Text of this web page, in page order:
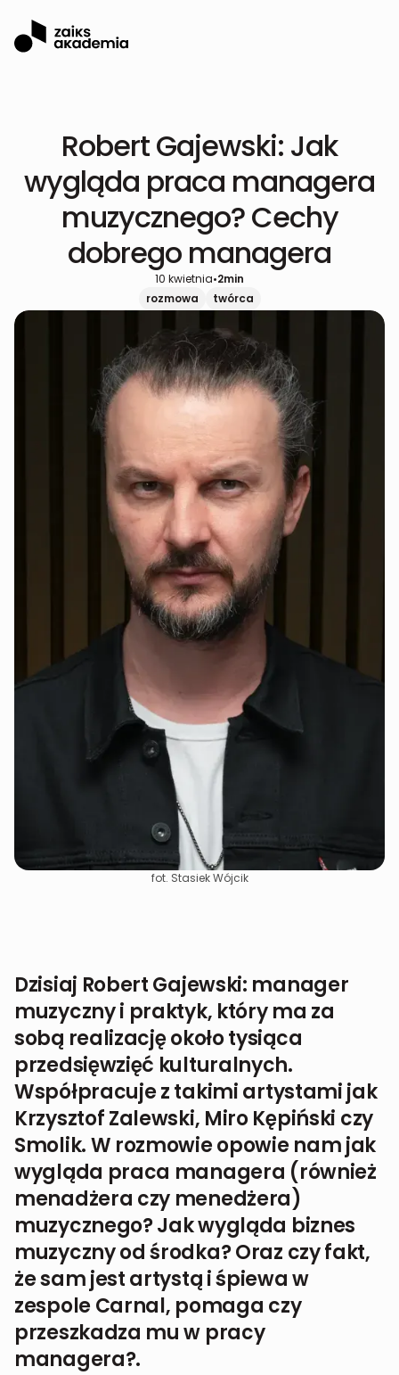
Robert Gajewski: Jak
wygląda praca managera
muzycznego? Cechy
dobrego managera
10 kwietnia•2min
rozmowa
twórca
fot. Stasiek Wójcik
Dzisiaj Robert Gajewski: manager
muzyczny i praktyk, który ma za
sobą realizację około tysiąca
przedsięwzięć kulturalnych.
Współpracuje z takimi artystami jak
Krzysztof Zalewski, Miro Kępiński czy
Smolik. W rozmowie opowie nam jak
wygląda praca managera (również
menadżera czy menedżera)
muzycznego? Jak wygląda biznes
muzyczny od środka? Oraz czy fakt,
że sam jest artystą i śpiewa w
zespole Carnal, pomaga czy
przeszkadza mu w pracy
managera?.